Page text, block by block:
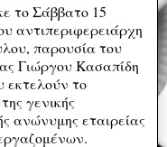
το Σάββατο 15
αντιπεριφερειάρχη
παρουσία του
Γιώργου Κασαπίδη
εκτελούν το
γενικής
ανώνυμης εταιρείας